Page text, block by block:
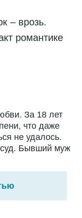
– врозь.
романтике
За 18 лет
что даже
не удалось.
Бывший муж